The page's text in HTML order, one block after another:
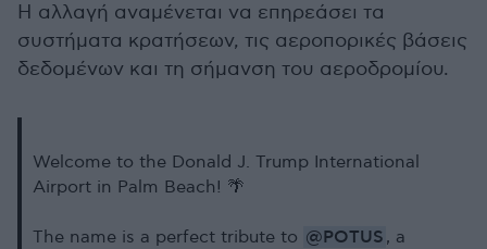
Η αλλαγή αναμένεται να επηρεάσει τα
συστήματα κρατήσεων, τις αεροπορικές βάσεις
δεδομένων και τη σήμανση του αεροδρομίου.
Welcome to the Donald J. Trump International
Airport in Palm Beach! 🌴
The name is a perfect tribute to @POTUS , a